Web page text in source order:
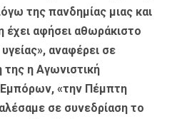
της πανδημίας μιας και
έχει αφήσει αθωράκιστο
αναφέρει σε
της η Αγωνιστική
Εμπόρων, «την Πέμπτη
σε συνεδρίαση το